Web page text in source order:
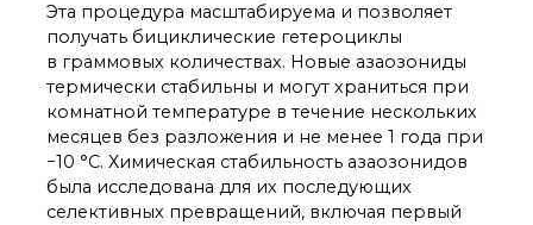
Почтовый сервер
Внутренний сайт
ЯМР-центр ИОХ РАН
Эта процедура масштабируема и позволяет
получать бициклические гетероциклы
в граммовых количествах. Новые азаозониды
термически стабильны и могут храниться при
комнатной температуре в течение нескольких
месяцев без разложения и не менее 1 года при
−10 °C. Химическая стабильность азаозонидов
была исследована для их последующих
селективных превращений, включая первый